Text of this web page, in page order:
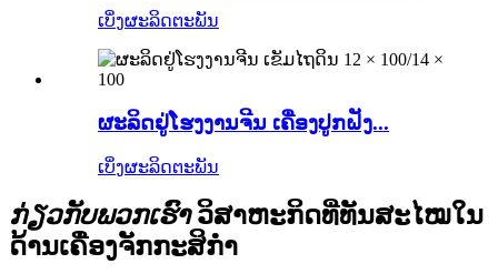
ເບິ່ງຜະລິດຕະພັນ
ຜະລິດຢູ່ໂຮງງານຈີນ ເຄື່ອງປູກຝັງ...
ເບິ່ງຜະລິດຕະພັນ
ກ່ຽວກັບພວກເຮົາ ວິສາຫະກິດທີ່ທັນສະໄໝໃນ
ດ້ານເຄື່ອງຈັກກະສິກຳ